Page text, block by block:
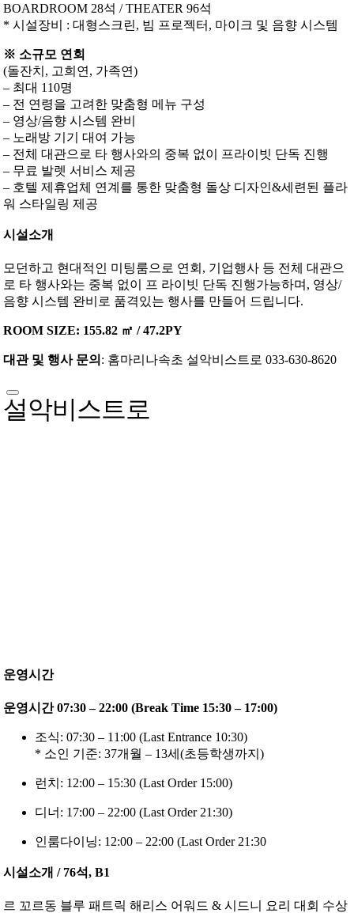
BOARDROOM 28석 / THEATER 96석
* 시설장비 : 대형스크린, 빔 프로젝터, 마이크 및 음향 시스템
※ 소규모 연회
(돌잔치, 고희연, 가족연)
– 최대 110명
– 전 연령을 고려한 맞춤형 메뉴 구성
– 영상/음향 시스템 완비
– 노래방 기기 대여 가능
– 전체 대관으로 타 행사와의 중복 없이 프라이빗 단독 진행
– 무료 발렛 서비스 제공
– 호텔 제휴업체 연계를 통한 맞춤형 돌상 디자인&세련된 플라
워 스타일링 제공
시설소개
모던하고 현대적인 미팅룸으로 연회, 기업행사 등 전체 대관으
로 타 행사와는 중복 없이 프 라이빗 단독 진행가능하며, 영상/
음향 시스템 완비로 품격있는 행사를 만들어 드립니다.
ROOM SIZE: 155.82 ㎡ / 47.2PY
대관 및 행사 문의 : 홈마리나속초 설악비스트로 033-630-8620
설악비스트로
운영시간
운영시간 07:30 – 22:00 (Break Time 15:30 – 17:00)
조식: 07:30 – 11:00 (Last Entrance 10:30)
* 소인 기준: 37개월 – 13세(초등학생까지)
런치: 12:00 – 15:30 (Last Order 15:00)
디너: 17:00 – 22:00 (Last Order 21:30)
인룸다이닝: 12:00 – 22:00 (Last Order 21:30
시설소개 / 76석, B1
르 꼬르동 블루 패트릭 해리스 어워드 & 시드니 요리 대회 수상